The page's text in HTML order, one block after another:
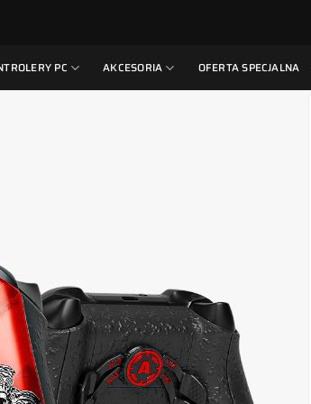
PC AKCESORIA OFERTA SPECJALNA